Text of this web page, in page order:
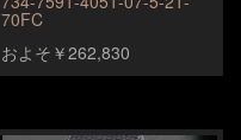
70FC
およそ￥262,830